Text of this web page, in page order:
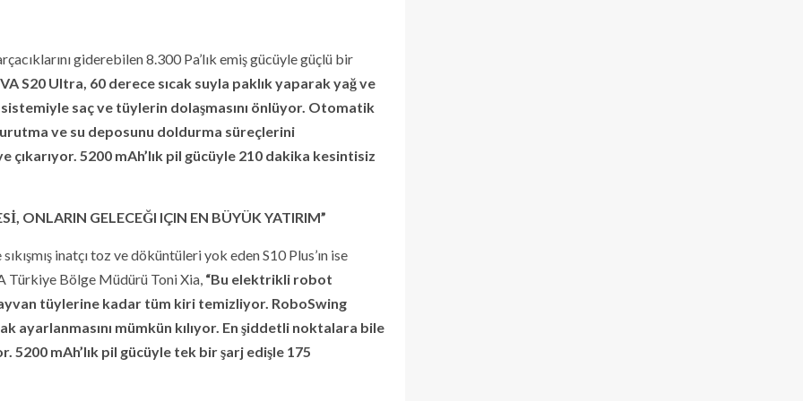
giderebilen 8.300 Pa’lık emiş gücüyle güçlü bir
S20 Ultra, 60 derece sıcak suyla paklık yaparak yağ ve
saç ve tüylerin dolaşmasını önlüyor. Otomatik
ve su deposunu doldurma süreçlerini
5200 mAh’lık pil gücüyle 210 dakika kesintisiz
ONLARIN GELECEĞI IÇIN EN BÜYÜK YATIRIM”
inatçı toz ve döküntüleri yok eden S10 Plus’ın ise
Bölge Müdürü Toni Xia, “Bu elektrikli robot
tüylerine kadar tüm kiri temizliyor. RoboSwing
mümkün kılıyor. En şiddetli noktalara bile
5200 mAh’lık pil gücüyle tek bir şarj edişle 175